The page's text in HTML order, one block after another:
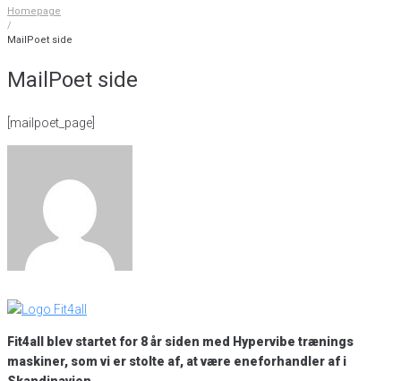
Homepage
/
MailPoet side
MailPoet side
[mailpoet_page]
Fit4all blev startet for 8 år siden med Hypervibe trænings
maskiner, som vi er stolte af, at være eneforhandler af i